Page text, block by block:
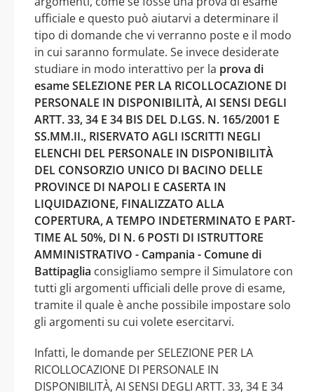
ufficiale e questo può aiutarvi a determinare il
tipo di domande che vi verranno poste e il modo
in cui saranno formulate. Se invece desiderate
studiare in modo interattivo per la prova di
esame SELEZIONE PER LA RICOLLOCAZIONE DI
PERSONALE IN DISPONIBILITÀ, AI SENSI DEGLI
ARTT. 33, 34 E 34 BIS DEL D.LGS. N. 165/2001 E
SS.MM.II., RISERVATO AGLI ISCRITTI NEGLI
ELENCHI DEL PERSONALE IN DISPONIBILITÀ
DEL CONSORZIO UNICO DI BACINO DELLE
PROVINCE DI NAPOLI E CASERTA IN
LIQUIDAZIONE, FINALIZZATO ALLA
COPERTURA, A TEMPO INDETERMINATO E PART-
TIME AL 50%, DI N. 6 POSTI DI ISTRUTTORE
AMMINISTRATIVO - Campania - Comune di
Battipaglia consigliamo sempre il Simulatore con
tutti gli argomenti ufficiali delle prove di esame,
tramite il quale è anche possibile impostare solo
gli argomenti su cui volete esercitarvi.
Infatti, le domande per SELEZIONE PER LA
RICOLLOCAZIONE DI PERSONALE IN
DISPONIBILITÀ, AI SENSI DEGLI ARTT. 33, 34 E 34